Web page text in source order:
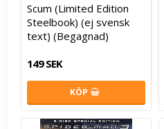
Scum (Limited Edition
Steelbook) (ej svensk
text) (Begagnad)
149 SEK
KÖP